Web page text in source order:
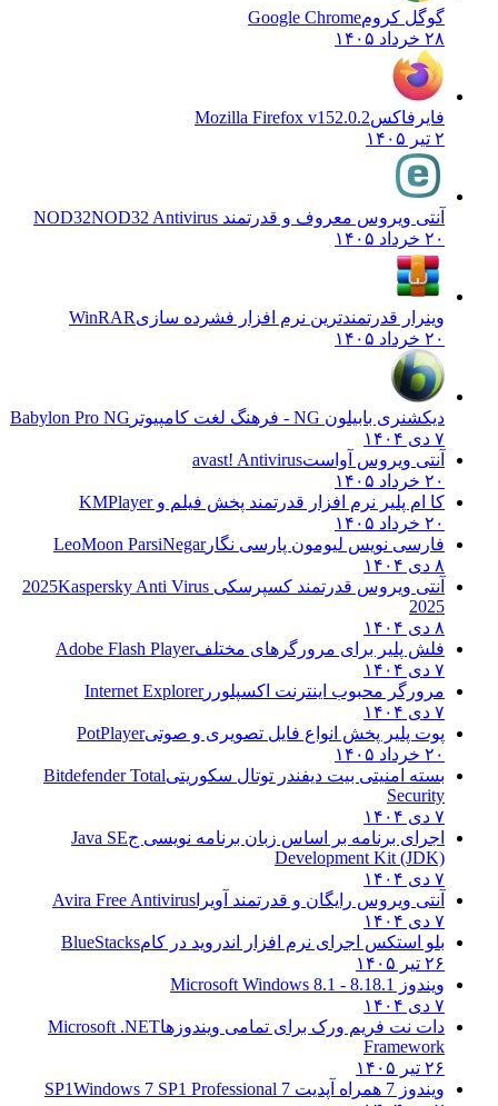
گوگل کرومGoogle Chrome
۲۸ خرداد ۱۴۰۵
فایرفاکسMozilla Firefox v152.0.2
۲ تیر ۱۴۰۵
آنتی ویروس معروف و قدرتمند NOD32 NOD32 Antivirus
۲۰ خرداد ۱۴۰۵
وینرار قدرتمندترین نرم افزار فشرده سازیWinRAR
۲۰ خرداد ۱۴۰۵
دیکشنری بابیلون NG - فرهنگ لغت کامپیوتر
Babylon Pro NG
۷ دی ۱۴۰۴
آنتی ویروس آواستavast! Antivirus
۲۰ خرداد ۱۴۰۵
کا ام پلیر نرم افزار قدرتمند پخش فیلم وKMPlayer
۲۰ خرداد ۱۴۰۵
فارسی نویس لیومون پارسی نگارLeoMoon ParsiNegar
۸ دی ۱۴۰۴
آنتی ویروس قدرتمند کسپرسکی 2025 Kaspersky Anti Virus
2025
۸ دی ۱۴۰۴
فلش پلیر برای مرورگرهای مختلفAdobe Flash Player
۷ دی ۱۴۰۴
مرورگر محبوب اینترنت اکسپلوررInternet Explorer
۷ دی ۱۴۰۴
پوت پلیر پخش انواع فایل تصویری و صوتیPotPlayer
۲۰ خرداد ۱۴۰۵
بسته امنیتی بیت دیفندر توتال سکوریتیBitdefender Total
Security
۷ دی ۱۴۰۴
اجرای برنامه بر اساس زبان برنامه نویسی جJava SE
Development Kit (JDK)
۷ دی ۱۴۰۴
آنتی ویروس رایگان و قدرتمند آویرا Avira Free Antivirus
۷ دی ۱۴۰۴
بلو استکس اجرای نرم افزار اندروید در کامBlueStacks
۲۶ تیر ۱۴۰۵
ویندوز 8.1
8.1 - Microsoft Windows 8.1
۷ دی ۱۴۰۴
دات نت فریم ورک برای تمامی ویندوزهاMicrosoft .NET
Framework
۲۶ تیر ۱۴۰۵
ویندوز 7 همراه آپدیت 7 SP1
Windows 7 SP1 Professional